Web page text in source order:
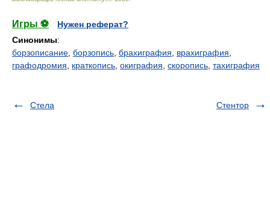
Игры ⚽
Нужен реферат?
Синонимы:
борзописание борзопись брахиграфия врахиграфия
графодромия
краткопись окиграфия скоропись тахиграфия
Стела Стентор